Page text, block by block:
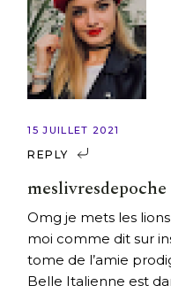
15 JUILLET 2021
REPLY
meslivresdepoche
Omg je mets les
moi comme dit sur
tome de l’amie
Belle Italienne est